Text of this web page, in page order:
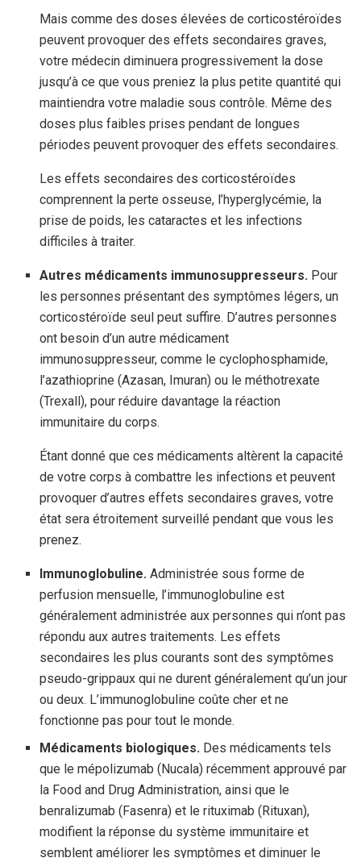
Mais comme des doses élevées de corticostéroïdes
peuvent provoquer des effets secondaires graves,
votre médecin diminuera progressivement la dose
jusqu’à ce que vous preniez la plus petite quantité qui
maintiendra votre maladie sous contrôle. Même des
doses plus faibles prises pendant de longues
périodes peuvent provoquer des effets secondaires.
Les effets secondaires des corticostéroïdes
comprennent la perte osseuse, l’hyperglycémie, la
prise de poids, les cataractes et les infections
difficiles à traiter.
Autres médicaments immunosuppresseurs. Pour
les personnes présentant des symptômes légers, un
corticostéroïde seul peut suffire. D’autres personnes
ont besoin d’un autre médicament
immunosuppresseur, comme le cyclophosphamide,
l’azathioprine (Azasan, Imuran) ou le méthotrexate
(Trexall), pour réduire davantage la réaction
immunitaire du corps.
Étant donné que ces médicaments altèrent la capacité
de votre corps à combattre les infections et peuvent
provoquer d’autres effets secondaires graves, votre
état sera étroitement surveillé pendant que vous les
prenez.
Immunoglobuline. Administrée sous forme de
perfusion mensuelle, l’immunoglobuline est
généralement administrée aux personnes qui n’ont pas
répondu aux autres traitements. Les effets
secondaires les plus courants sont des symptômes
pseudo-grippaux qui ne durent généralement qu’un jour
ou deux. L’immunoglobuline coûte cher et ne
fonctionne pas pour tout le monde.
Médicaments biologiques. Des médicaments tels
que le mépolizumab (Nucala) récemment approuvé par
la Food and Drug Administration, ainsi que le
benralizumab (Fasenra) et le rituximab (Rituxan),
modifient la réponse du système immunitaire et
semblent améliorer les symptômes et diminuer le